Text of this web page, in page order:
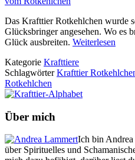
Das Krafttier Rotkehlchen wurde
Glücksbringer angesehen. Wo es
Glück ausbreiten. Weiterlesen
Kategorie Krafttiere
SchlagwörterKrafttier
Rotkehlchen
Über mich
Ich bin Andrea
über Spirituelles und